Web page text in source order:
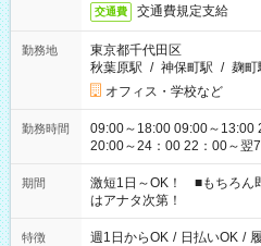
交通費 交通費規定支給
勤務地
東京都千代田区
秋葉原駅 / 神保町駅 / 麹町
オフィス・学校など
勤務時間
09:00～18:00 09:00～13:00
20:00～24：00 22：00～翌
シフトもございます！ お気
期間
激短1日～OK！ ■もちろん
はアナタ次第！
特徴 週1日からOK / 日払いOK /